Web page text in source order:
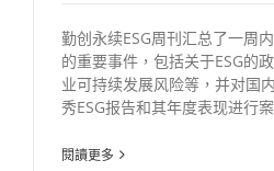
勤创永续ESG周刊汇总了一周
的重要事件，包括关于ESG的
业可持续发展风险等，并对国
秀ESG报告和其年度表现进行
閱讀更多